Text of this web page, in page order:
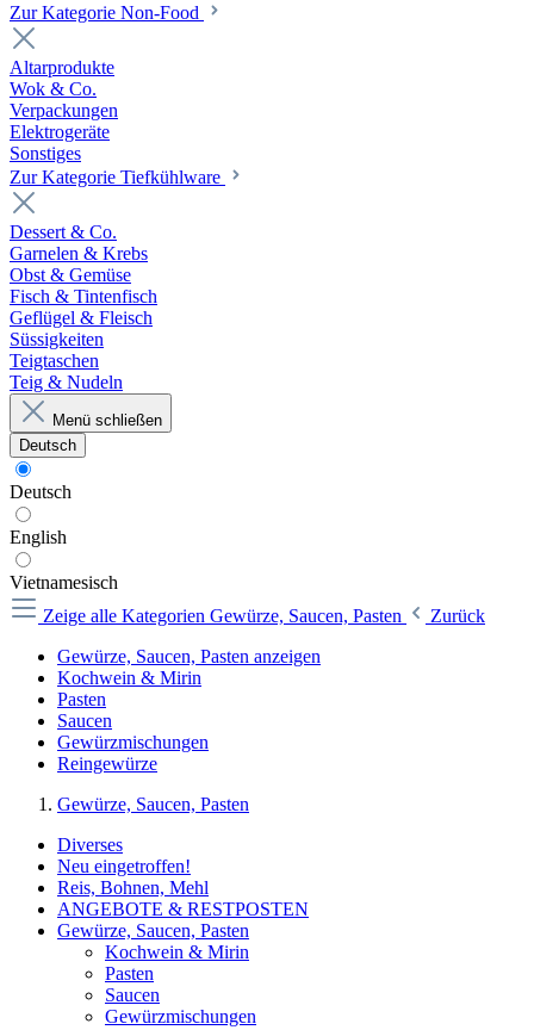
Zur Kategorie Non-Food
Altarprodukte
Wok & Co.
Verpackungen
Elektrogeräte
Sonstiges
Zur Kategorie Tiefkühlware
Dessert & Co.
Garnelen & Krebs
Obst & Gemüse
Fisch & Tintenfisch
Geflügel & Fleisch
Süssigkeiten
Teigtaschen
Teig & Nudeln
Menü schließen
Deutsch
Deutsch
English
Vietnamesisch
Zeige alle Kategorien Gewürze, Saucen, Pasten
Zurück
Gewürze, Saucen, Pasten anzeigen
Kochwein & Mirin
Pasten
Saucen
Gewürzmischungen
Reingewürze
Gewürze, Saucen, Pasten
Diverses
Neu eingetroffen!
Reis, Bohnen, Mehl
ANGEBOTE & RESTPOSTEN
Gewürze, Saucen, Pasten
Kochwein & Mirin
Pasten
Saucen
Gewürzmischungen